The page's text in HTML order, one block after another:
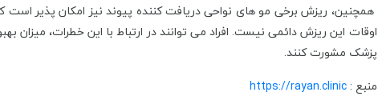
همچنین، ریزش برخی مو های نواحی دریافت کننده پیوند نیز امکان پذیر
اوقات این ریزش دائمی نیست. افراد می توانند در ارتباط با این خطرات، میزان
پزشک مشورت کنند.
منبع :https://rayan.clinic